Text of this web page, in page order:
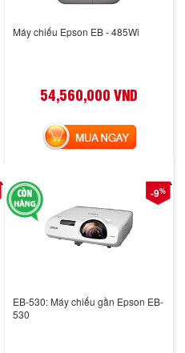
Máy chiếu Epson EB - 485Wi
54,560,000 VND
MUA NGAY
-9%
EB-530: Máy chiếu gần Epson EB-
530